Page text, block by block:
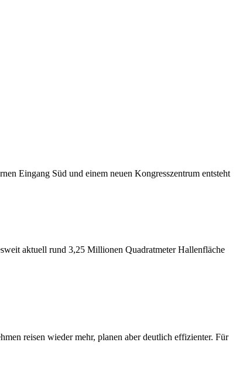
Eingang Süd und einem neuen Kongresszentrum entsteht
aktuell rund 3,25 Millionen Quadratmeter Hallenfläche
reisen wieder mehr, planen aber deutlich effizienter. Für